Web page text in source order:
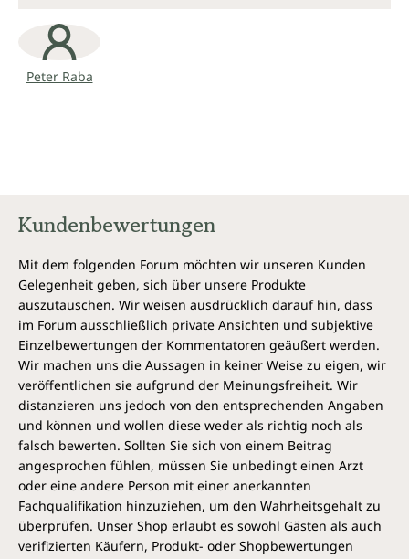
Peter Raba
Kundenbewertungen
Mit dem folgenden Forum möchten wir unseren Kunden
Gelegenheit geben, sich über unsere Produkte
auszutauschen. Wir weisen ausdrücklich darauf hin, dass
im Forum ausschließlich private Ansichten und subjektive
Einzelbewertungen der Kommentatoren geäußert werden.
Wir machen uns die Aussagen in keiner Weise zu eigen, wir
veröffentlichen sie aufgrund der Meinungsfreiheit. Wir
distanzieren uns jedoch von den entsprechenden Angaben
und können und wollen diese weder als richtig noch als
falsch bewerten. Sollten Sie sich von einem Beitrag
angesprochen fühlen, müssen Sie unbedingt einen Arzt
oder eine andere Person mit einer anerkannten
Fachqualifikation hinzuziehen, um den Wahrheitsgehalt zu
überprüfen. Unser Shop erlaubt es sowohl Gästen als auch
verifizierten Käufern, Produkt- oder Shopbewertungen